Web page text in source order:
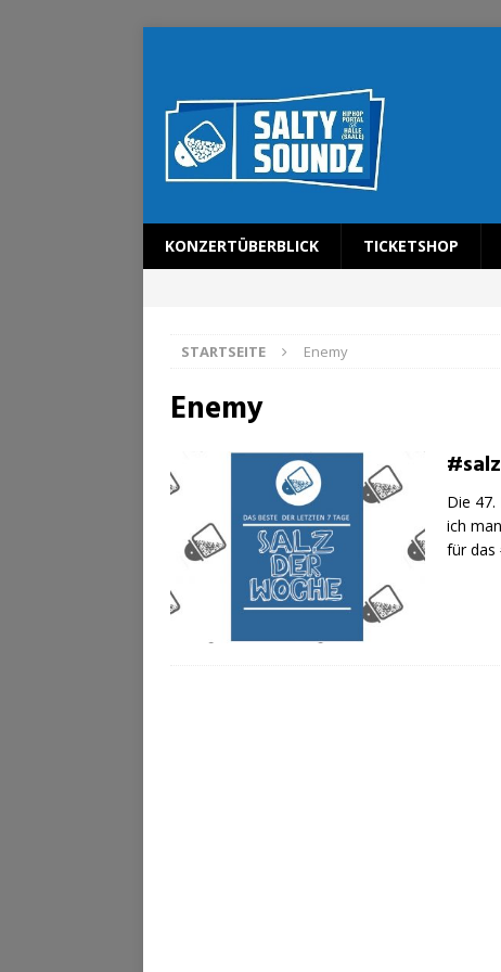
KONZERTÜBERBLICK TICKETSHOP
STARTSEITE Enemy
Enemy
Die
ich
für das